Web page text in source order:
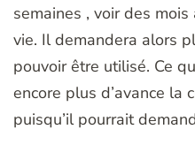
semaines , voir des
vie. Il demandera alors
pouvoir être utilisé. Ce
encore plus d’avance la
puisqu’il pourrait